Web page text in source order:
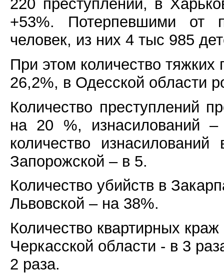
220 преступлений, в
+53%. Потерпевшими от
человек, из них 4 тыс 985
При этом количество
26,2%, в Одесской области
Количество преступлений
на 20 %, изнасилований
количество
Запорожской – в 5.
Количество убийств в
Львовской – на 38%.
Количество квартирных
Черкасской области - в 3
2 раза.